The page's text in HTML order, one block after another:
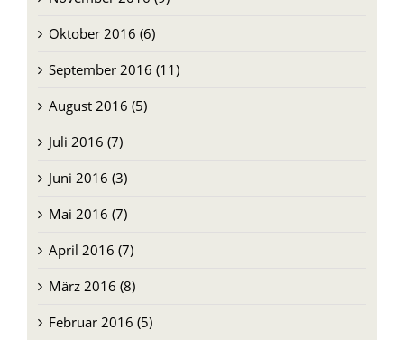
November 2016 (9)
Oktober 2016 (6)
September 2016 (11)
August 2016 (5)
Juli 2016 (7)
Juni 2016 (3)
Mai 2016 (7)
April 2016 (7)
März 2016 (8)